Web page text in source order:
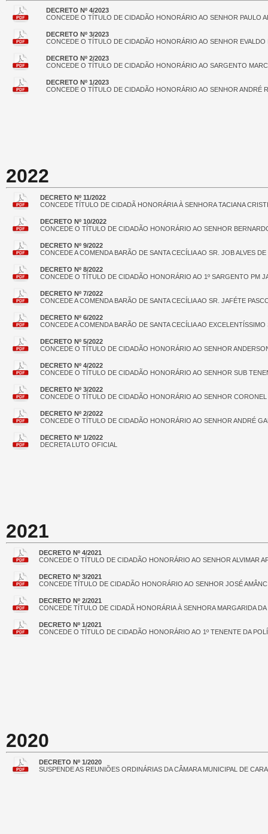
DECRETO Nº 4/2023
CONCEDE O TÍTULO DE CIDADÃO HONORÁRIO AO SENHOR PAULO
DECRETO Nº 3/2023
CONCEDE O TÍTULO DE CIDADÃO HONORÁRIO AO SENHOR EVALDO
DECRETO Nº 2/2023
CONCEDE O TÍTULO DE CIDADÃO HONORÁRIO AO SARGENTO
DECRETO Nº 1/2023
CONCEDE O TÍTULO DE CIDADÃO HONORÁRIO AO SENHOR ANDRÉ
2022
DECRETO Nº 11/2022
CONCEDE TÍTULO DE CIDADÃ HONORÁRIA À SENHORA TACIANA
DECRETO Nº 10/2022
CONCEDE O TÍTULO DE CIDADÃO HONORÁRIO AO SENHOR
DECRETO Nº 9/2022
CONCEDE A COMENDA BARÃO DE SANTA CECÍLIA AO SR. JOB ALVES
DECRETO Nº 8/2022
CONCEDE O TÍTULO DE CIDADÃO HONORÁRIO AO 1º SARGENTO PM
DECRETO Nº 7/2022
CONCEDE A COMENDA BARÃO DE SANTA CECÍLIA AO SR. JAFÉTE
DECRETO Nº 6/2022
CONCEDE A COMENDA BARÃO DE SANTA CECÍLIA AO
DECRETO Nº 5/2022
CONCEDE O TÍTULO DE CIDADÃO HONORÁRIO AO SENHOR
DECRETO Nº 4/2022
CONCEDE O TÍTULO DE CIDADÃO HONORÁRIO AO SENHOR SUB
DECRETO Nº 3/2022
CONCEDE O TÍTULO DE CIDADÃO HONORÁRIO AO SENHOR
DECRETO Nº 2/2022
CONCEDE O TÍTULO DE CIDADÃO HONORÁRIO AO SENHOR ANDRÉ
DECRETO Nº 1/2022
DECRETA LUTO OFICIAL
2021
DECRETO Nº 4/2021
CONCEDE O TÍTULO DE CIDADÃO HONORÁRIO AO SENHOR ALVIMAR
DECRETO Nº 3/2021
CONCEDE TÍTULO DE CIDADÃO HONORÁRIO AO SENHOR JOSÉ
DECRETO Nº 2/2021
CONCEDE TÍTULO DE CIDADÃ HONORÁRIA À SENHORA MARGARIDA DA
DECRETO Nº 1/2021
CONCEDE O TÍTULO DE CIDADÃO HONORÁRIO AO 1º TENENTE DA
2020
DECRETO Nº 1/2020
SUSPENDE AS REUNIÕES ORDINÁRIAS DA CÂMARA MUNICIPAL DE